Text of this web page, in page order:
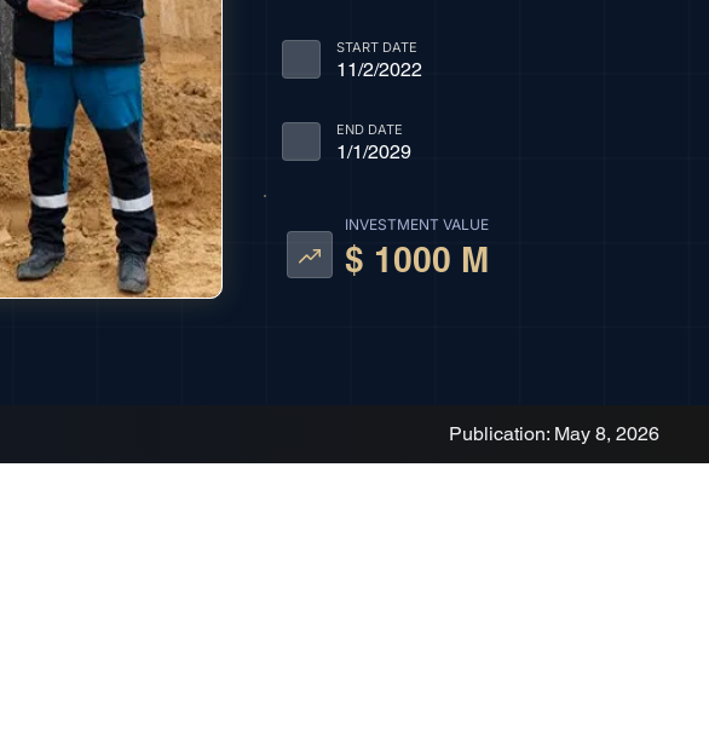
START DATE
11/2/2022
END DATE
1/1/2029
INVESTMENT VALUE
$ 1000 M
Publication: May 8, 2026